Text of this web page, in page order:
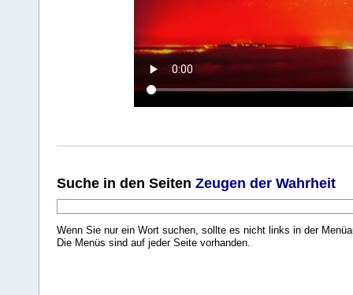
Suche in den Seiten Zeugen der Wahrheit
Wenn Sie nur ein Wort suchen, sollte es nicht links in der
Die Menüs sind auf jeder Seite vorhanden..